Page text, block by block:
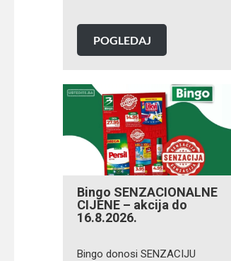
POGLEDAJ
Bingo SENZACIONALNE
CIJENE – akcija do
16.8.2026.
Bingo donosi SENZACIJU